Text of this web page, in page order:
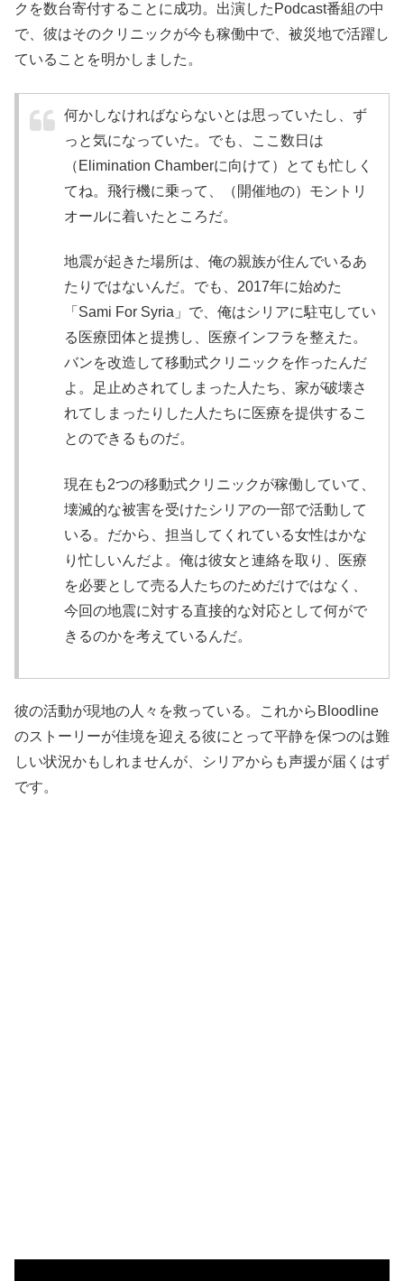
クを数台寄付することに成功。出演したPodcast番組の中
で、彼はそのクリニックが今も稼働中で、被災地で活躍し
ていることを明かしました。
何かしなければならないとは思っていたし、ず
っと気になっていた。でも、ここ数日は
（Elimination Chamberに向けて）とても忙しく
てね。飛行機に乗って、（開催地の）モントリ
オールに着いたところだ。
地震が起きた場所は、俺の親族が住んでいるあ
たりではないんだ。でも、2017年に始めた
「Sami For Syria」で、俺はシリアに駐屯してい
る医療団体と提携し、医療インフラを整えた。
バンを改造して移動式クリニックを作ったんだ
よ。足止めされてしまった人たち、家が破壊さ
れてしまったりした人たちに医療を提供するこ
とのできるものだ。
現在も2つの移動式クリニックが稼働していて、
壊滅的な被害を受けたシリアの一部で活動して
いる。だから、担当してくれている女性はかな
り忙しいんだよ。俺は彼女と連絡を取り、医療
を必要として売る人たちのためだけではなく、
今回の地震に対する直接的な対応として何がで
きるのかを考えているんだ。
彼の活動が現地の人々を救っている。これからBloodline
のストーリーが佳境を迎える彼にとって平静を保つのは難
しい状況かもしれませんが、シリアからも声援が届くはず
です。